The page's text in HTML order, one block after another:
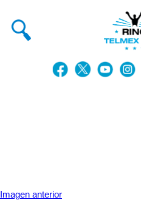
Imagen anterior